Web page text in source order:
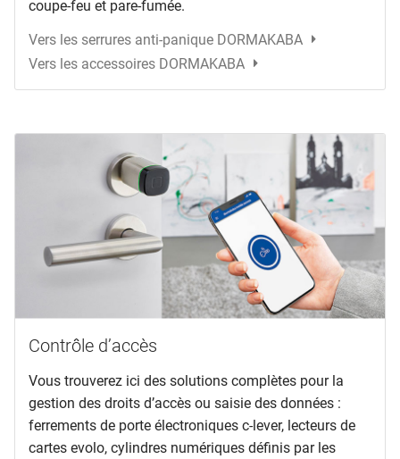
coupe-feu et pare-fumée.
Vers les serrures anti-panique DORMAKABA
Vers les accessoires DORMAKABA
Contrôle d’accès
Vous trouverez ici des solutions complètes pour la
gestion des droits d’accès ou saisie des données :
ferrements de porte électroniques c-lever, lecteurs de
cartes evolo, cylindres numériques définis par les